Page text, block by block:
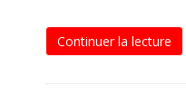
Continuer la lecture